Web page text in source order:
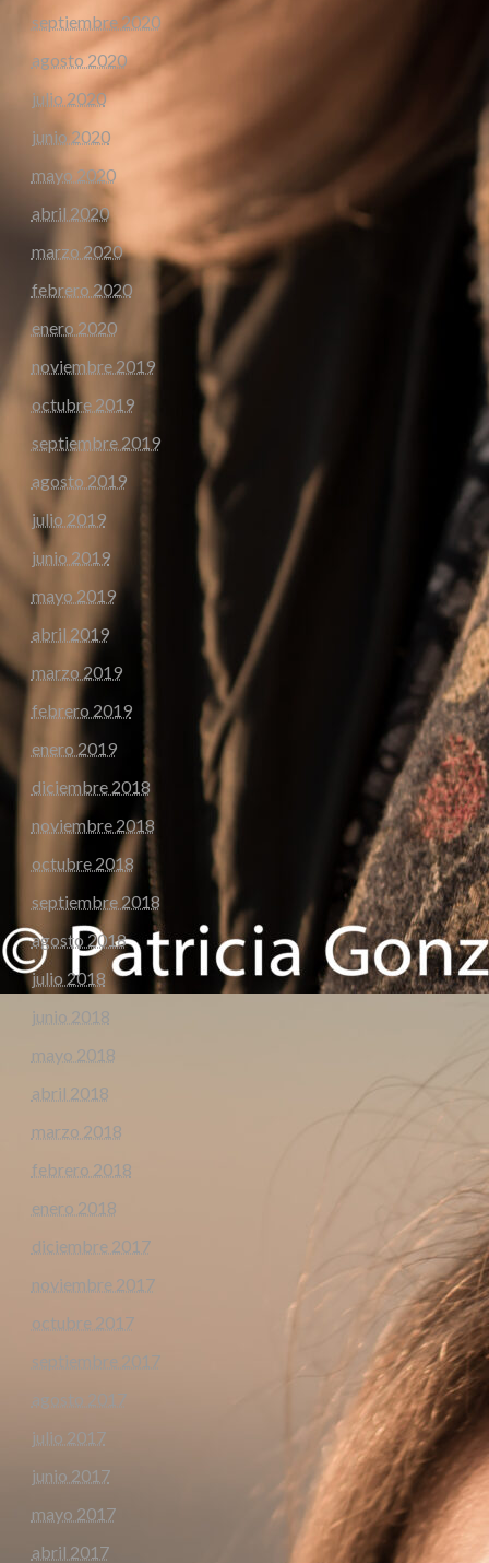
septiembre 2020
agosto 2020
julio 2020
junio 2020
mayo 2020
abril 2020
marzo 2020
febrero 2020
enero 2020
noviembre 2019
octubre 2019
septiembre 2019
agosto 2019
julio 2019
junio 2019
mayo 2019
abril 2019
marzo 2019
febrero 2019
enero 2019
diciembre 2018
noviembre 2018
octubre 2018
septiembre 2018
agosto 2018
julio 2018
junio 2018
mayo 2018
abril 2018
marzo 2018
febrero 2018
enero 2018
diciembre 2017
noviembre 2017
octubre 2017
septiembre 2017
agosto 2017
julio 2017
junio 2017
mayo 2017
abril 2017